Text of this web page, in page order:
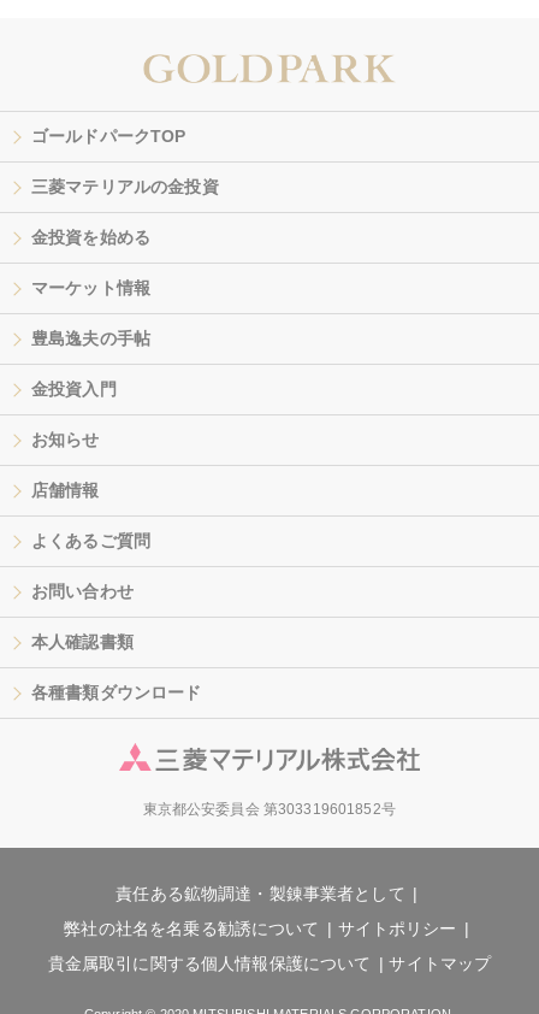
ゴールドパークTOP
三菱マテリアルの金投資
金投資を始める
マーケット情報
豊島逸夫の手帖
金投資入門
お知らせ
店舗情報
よくあるご質問
お問い合わせ
本人確認書類
各種書類ダウンロード
東京都公安委員会 第303319601852号
責任ある鉱物調達・製錬事業者として
弊社の社名を名乗る勧誘について
サイトポリシー
貴金属取引に関する個人情報保護について
サイトマップ